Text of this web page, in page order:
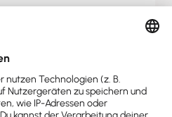
Individualsoftware,
Wir lieben Schnittstellen,